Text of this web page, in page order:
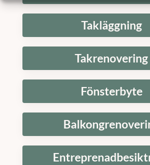
Takläggning
Takrenovering
Fönsterbyte